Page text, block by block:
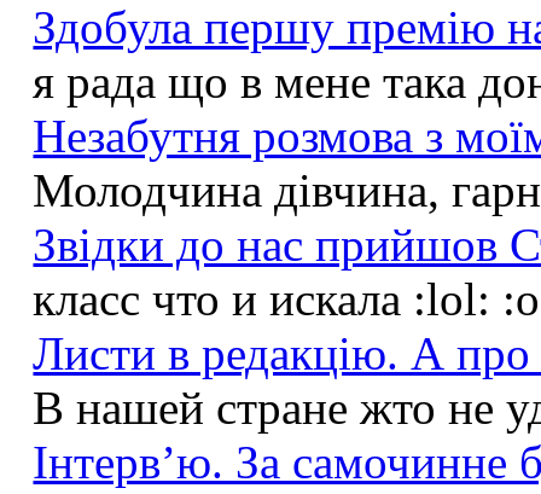
Здобула першу премію
я рада що в мене така
Незабутня розмова з
Молодчина дівчина,
Звідки до нас прийшов
класс что и искала :lol:
Листи в редакцію. А
В нашей стране жто не
Інтерв’ю. За самочинне